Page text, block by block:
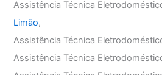
Assistência Técnica
Limão,
Assistência Técnica
Assistência Técnica